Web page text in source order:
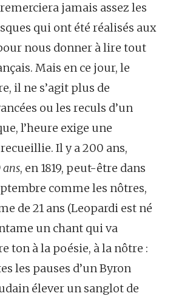
jamais assez les
qui ont été réalisés aux
nous donner à lire tout
Mais en ce jour, le
il ne s’agit plus de
ou les reculs d’un
l’heure exige une
Il y a 200 ans,
, en 1819, peut-être dans
comme les nôtres,
de 21 ans (Leopardi est né
un chant qui va
ton à la poésie, à la nôtre :
les pauses d’un Byron
élever un sanglot de